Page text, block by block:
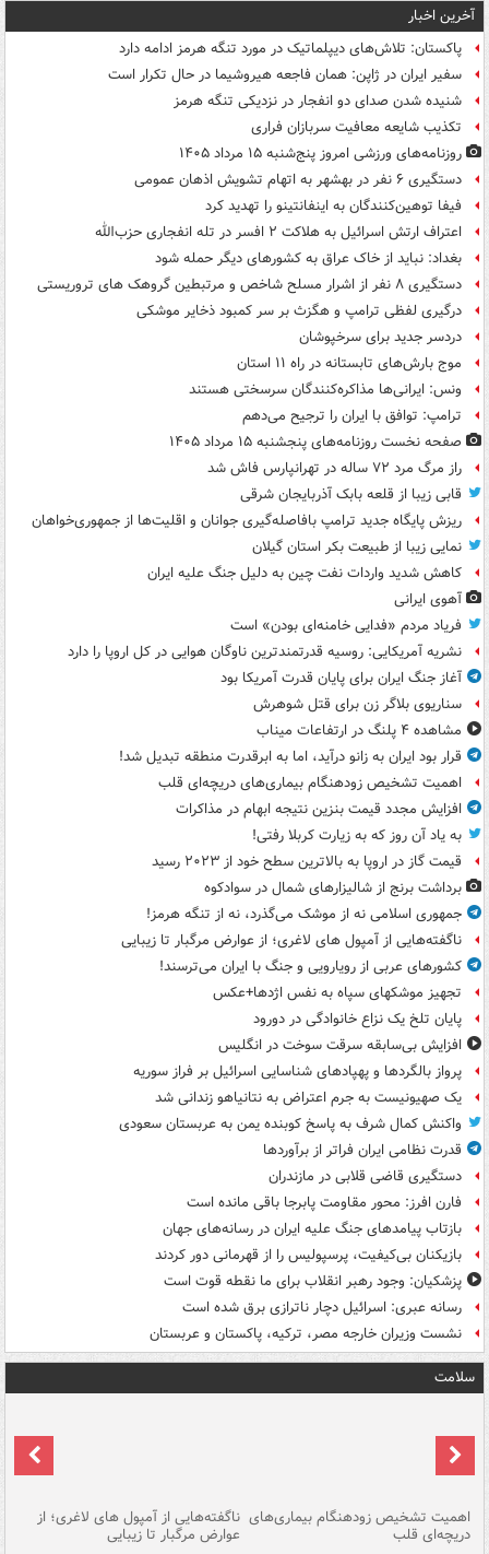
آخرین اخبار
پاکستان: تلاش‌های دیپلماتیک در مورد تنگه هرمز ادامه دارد
سفیر ایران در ژاپن: همان فاجعه هیروشیما در حال تکرار است
شنیده شدن صدای دو انفجار در نزدیکی تنگه هرمز
تکذیب شایعه معافیت سربازان فراری
روزنامه‌های ورزشی امروز پنج‌شنبه ۱۵ مرداد ۱۴۰۵
دستگیری ۶ نفر در بهشهر به اتهام تشویش اذهان عمومی
فیفا توهین‌کنندگان به اینفانتینو را تهدید کرد
اعتراف ارتش اسرائیل به هلاکت ۲ افسر در تله انفجاری حزب‌الله
بغداد: نباید از خاک عراق به کشورهای دیگر حمله شود
دستگیری ۸ نفر از اشرار مسلح شاخص و مرتبطین گروهک های تروریستی
درگیری لفظی ترامپ و هگزث بر سر کمبود ذخایر موشکی
دردسر جدید برای سرخپوشان
موج بارش‌های تابستانه در راه ۱۱ استان
ونس: ایرانی‌ها مذاکره‌کنندگان سرسختی هستند
ترامپ: توافق با ایران را ترجیح می‌دهم
صفحه نخست روزنامه‌های پنجشنبه ۱۵ مرداد ۱۴۰۵
راز مرگ مرد ۷۲ ساله در تهرانپارس فاش شد
قابی زیبا از قلعه بابک آذربایجان شرقی
ریزش پایگاه جدید ترامپ بافاصله‌گیری جوانان و اقلیت‌ها از جمهوری‌خواهان
نمایی زیبا از طبیعت بکر استان گیلان
کاهش شدید واردات نفت چین به دلیل جنگ علیه ایران
آهوی ایرانی
فریاد مردم «فدایی خامنه‌ای بودن» است
نشریه آمریکایی: روسیه قدرتمندترین ناوگان هوایی در کل اروپا را دارد
آغاز جنگ ایران برای پایان قدرت آمریکا بود
سناریوی بلاگر زن برای قتل شوهرش
مشاهده ۴ پلنگ در ارتفاعات میناب
قرار بود ایران به زانو درآید، اما به ابرقدرت منطقه تبدیل شد!
اهمیت تشخیص زودهنگام بیماری‌های دریچه‌ای قلب
افزایش مجدد قیمت بنزین نتیجه ابهام در مذاکرات
به یاد آن روز که به زیارت کربلا رفتی!
قیمت گاز در اروپا به بالاترین سطح خود از ۲۰۲۳ رسید
برداشت برنج از شالیزارهای شمال در سوادکوه
جمهوری اسلامی نه از موشک می‌گذرد، نه از تنگه هرمز!
ناگفته‌هایی از آمپول های لاغری؛ از عوارض مرگبار تا زیبایی
کشورهای عربی از رویارویی و جنگ با ایران می‌ترسند!
تجهیز موشکهای سپاه به نفس اژدها+عکس
پایان تلخ یک نزاع خانوادگی در دورود
افزایش بی‌سابقه سرقت سوخت در انگلیس
پرواز بالگردها و پهپادهای شناسایی اسرائیل بر فراز سوریه
یک صهیونیست به جرم اعتراض به نتانیاهو زندانی شد
واکنش کمال شرف به پاسخ کوبنده یمن به عربستان سعودی
قدرت نظامی ایران فراتر از برآوردها
دستگیری قاضی قلابی در مازندران
فارن افرز: محور مقاومت پابرجا باقی مانده است
بازتاب پیامدهای جنگ علیه ایران در رسانه‌های جهان
بازیکنان بی‌کیفیت، پرسپولیس را از قهرمانی دور کردند
پزشکیان: وجود رهبر انقلاب برای ما نقطه قوت است
رسانه عبری: اسرائیل دچار ناترازی برق شده است
نشست وزیران خارجه مصر، ترکیه، پاکستان و عربستان
سلامت
اهمیت تشخیص زودهنگام بیماری‌های
دریچه‌ای قلب
ناگفته‌هایی از آمپول های لاغری؛ از
عوارض مرگبار تا زیبایی